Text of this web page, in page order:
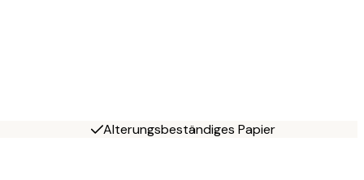
Alterungsbeständiges Papier